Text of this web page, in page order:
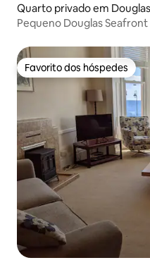
Quarto privado em Douglas
Pequeno Douglas
Favorito dos hóspedes
Favorito dos hóspedes